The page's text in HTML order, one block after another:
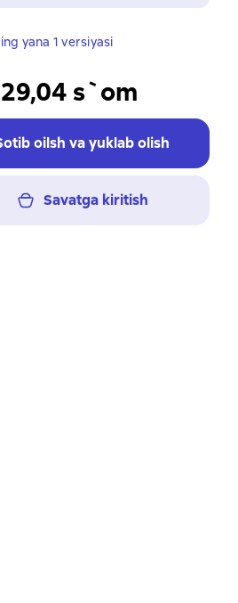
yana 1 versiyasi
s`om
oilsh va yuklab olish
Savatga kiritish